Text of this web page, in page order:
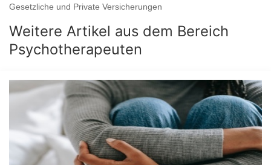
Gesetzliche und Private Versicherungen
Weitere Artikel aus dem Bereich
Psychotherapeuten